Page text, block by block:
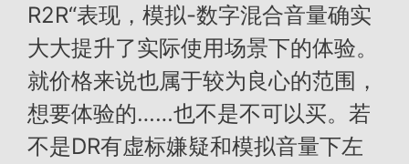
R2R“表现，模拟-数字混合音量确实
大大提升了实际使用场景下的体验。
就价格来说也属于较为良心的范围，
想要体验的……也不是不可以买。若
不是DR有虚标嫌疑和模拟音量下左